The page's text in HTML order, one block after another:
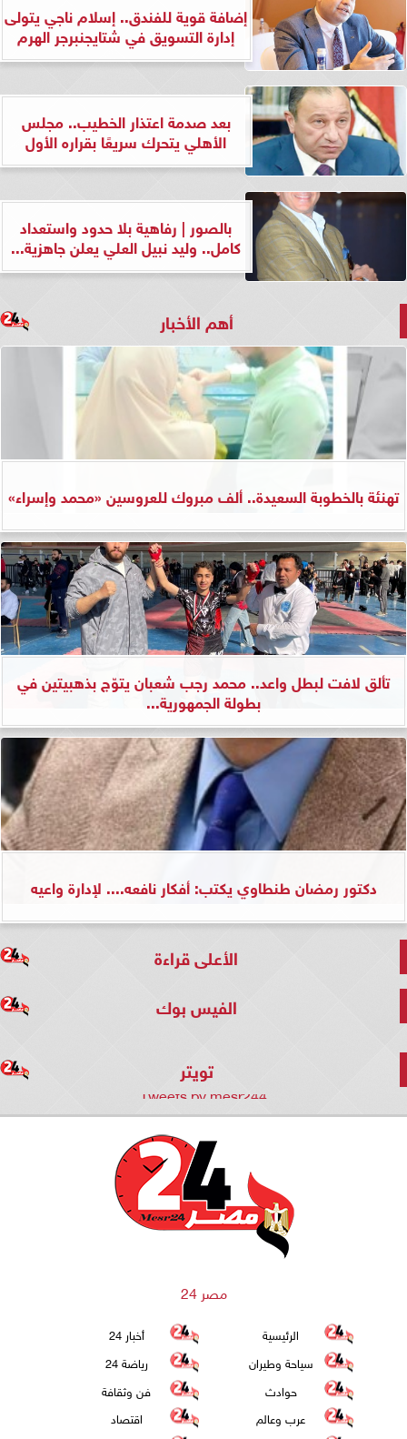
إضافة قوية للفندق.. إسلام ناجي يتولى
إدارة التسويق في شتايجنبرجر الهرم
بعد صدمة اعتذار الخطيب.. مجلس
الأهلي يتحرك سريعًا بقراره الأول
بالصور | رفاهية بلا حدود واستعداد
كامل.. وليد نبيل العلي يعلن جاهزية...
أهم الأخبار
تهنئة بالخطوبة السعيدة.. ألف مبروك للعروسين «محمد وإسراء»
تألق لافت لبطل واعد.. محمد رجب شعبان يتوّج بذهبيتين في
بطولة الجمهورية...
دكتور رمضان طنطاوي يكتب: أفكار نافعه.... لإدارة واعيه
الأعلى قراءة
الفيس بوك
تويتر
Tweets by mesr244
مصر 24
الرئيسية
أخبار 24
سياحة وطيران
رياضة 24
حوادث
فن وثقافة
عرب وعالم
اقتصاد